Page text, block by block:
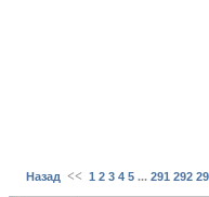
Назад << 1 2 3 4 5 ... 291 292